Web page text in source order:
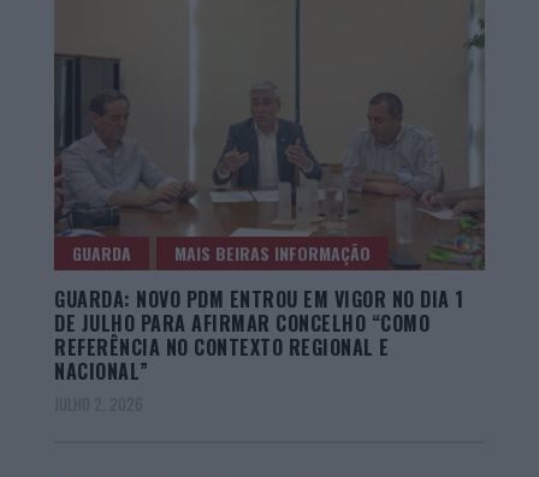
GUARDA MAIS BEIRAS INFORMAÇÃO
GUARDA: NOVO PDM ENTROU EM VIGOR NO DIA 1
DE JULHO PARA AFIRMAR CONCELHO “COMO
REFERÊNCIA NO CONTEXTO REGIONAL E
NACIONAL”